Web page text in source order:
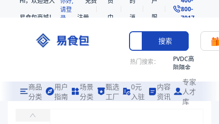
易食包商城！
请登
录
注册
中
消
息
服
务
800-
7017
搜索
热门搜索：
PVDC高
阻隔金
共挤热
收缩袋
商品
分类
用户
指南
场景
分类
甄选
工厂
0元
入驻
内容
资讯
专家
人才
库
易食包（EPAK）专注于增强增挺PE膜包装，提供详尽的规格参数、实